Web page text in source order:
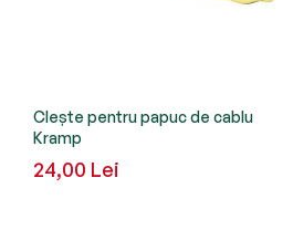
Clește pentru papuc de cablu
Kramp
24,00 Lei